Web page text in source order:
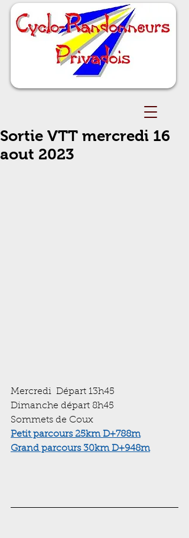
Sortie VTT mercredi 16
aout 2023
Mercredi  Départ 13h45
Dimanche départ 8h45
Sommets de Coux
Petit parcours 25km D+788m
Grand parcours 30km D+948m